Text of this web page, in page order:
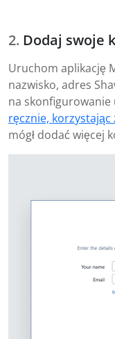
Dodaj swoje
Uruchom aplikację
nazwisko, adres
na skonfigurowanie
ręcznie,
mógł dodać więcej